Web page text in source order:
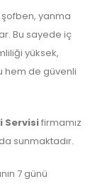
yanma
Bu sayede iç
yüksek,
hem de güvenli
Servisifirmamız
sunmaktadır.
7 günü